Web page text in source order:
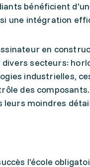
bénéficient
une intégration
en
divers secteurs:
industrielles,
des
leurs moindres
l'école